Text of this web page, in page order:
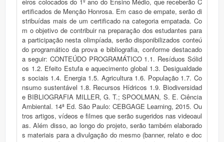
eiros colocados do 1º ano do Ensino Médio, que receberão C
ertificados de Menção Honrosa. Em caso de empate, serão di
stribuídas mais de um certificado na categoria empatada. Co
m o objetivo de contribuir na preparação dos estudantes para
a participação nesta olimpíada, serão disponibilizados conteú
do programático da prova e bibliografia, conforme destacado
a seguir: CONTEÚDO PROGRAMÁTICO 1.1. Resíduos Sólid
os 1.2. Efeito Estufa e aquecimento global 1.3. Desigualdade
s sociais 1.4. Energia 1.5. Agricultura 1.6. População 1.7. Co
nsumo sustentável 1.8. Recursos Hídricos 1.9. Biodiversidad
e BIBLIOGRAFIA MILLER, G. T.; SPOOLMAN, S. E. Ciência
Ambiental. 14ª Ed. São Paulo: CEBGAGE Learning, 2015. Ou
tros artigos, vídeos e filmes que serão sugeridos nas videoaul
as. Além disso, ao longo do projeto, serão também elaborado
s materiais para a divulgação do mesmo (banner, relato e doc